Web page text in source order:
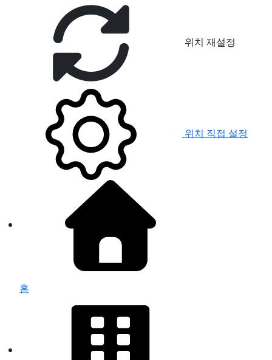
위치 재설정
위치 직접 설정
홈